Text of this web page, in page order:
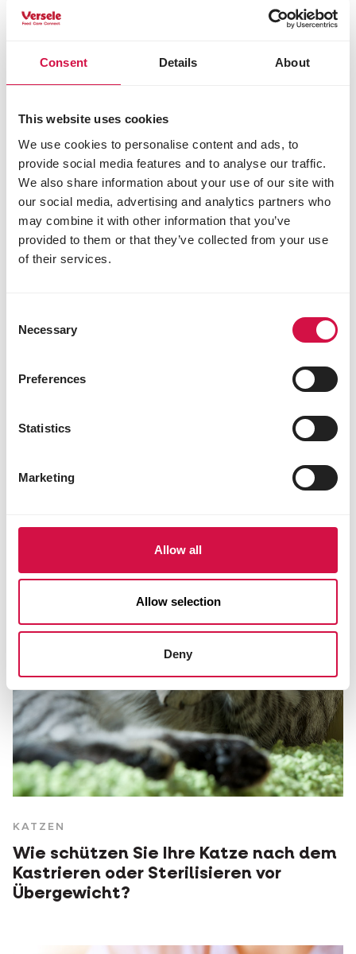
Consent Details About
This website uses cookies
We use cookies to personalise content and ads, to
provide social media features and to analyse our traffic.
We also share information about your use of our site with
our social media, advertising and analytics partners who
may combine it with other information that you’ve
provided to them or that they’ve collected from your use
of their services.
Selection
Necessary
Preferences
Statistics
Marketing
Allow all
Allow selection
Deny
Für Sie ausgewählt
KATZEN
Wie schützen Sie Ihre Katze nach dem
Kastrieren oder Sterilisieren vor
Übergewicht?